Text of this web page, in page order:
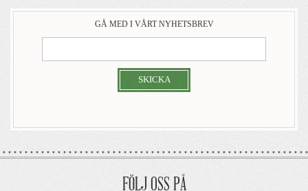
GÅ MED I VÅRT NYHETSBREV
SKICKA
FÖLJ OSS PÅ